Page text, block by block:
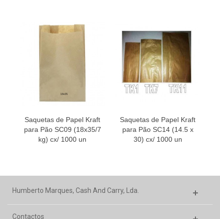
Saquetas de Papel Kraft
para Pão SC09 (18x35/7
kg) cx/ 1000 un
Saquetas de Papel Kraft
para Pão SC14 (14.5 x
30) cx/ 1000 un
Humberto Marques, Cash And Carry, Lda.
Contactos